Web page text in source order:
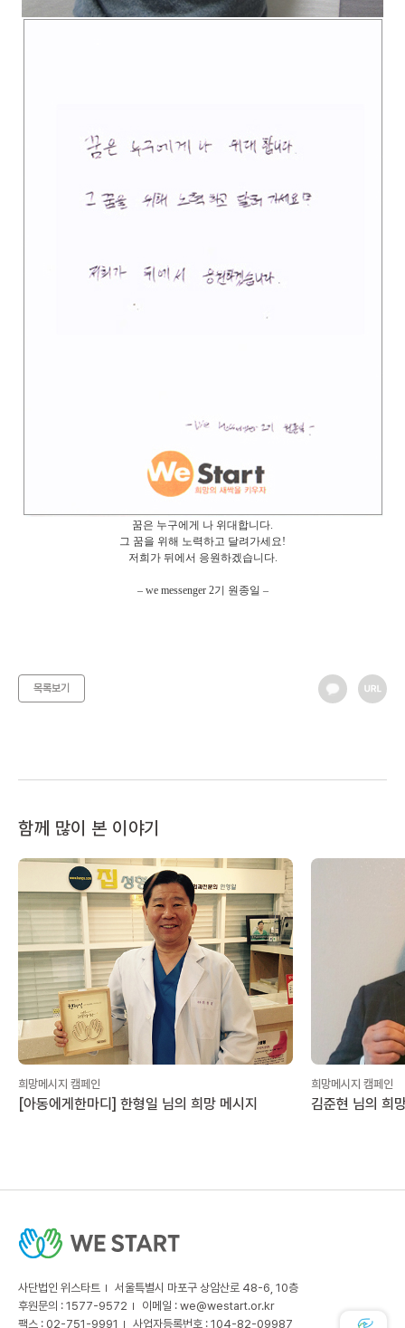
꿈은 누구에게 나 위대합니다.
그 꿈을 위해 노력하고 달려가세요!
저희가 뒤에서 응원하겠습니다.
– we messenger 2기 원종일 –
목록보기
함께 많이 본 이야기
희망메시지 캠페인
[아동에게한마디] 한형일 님의 희망 메시지
희망메시지 캠페인
김준현 님의 희
사단법인 위스타트
서울특별시 마포구 상암산로 48-6, 10층
후원문의 : 1577-9572
이메일 : we@westart.or.kr
팩스 : 02-751-9991
사업자등록번호 : 104-82-09987